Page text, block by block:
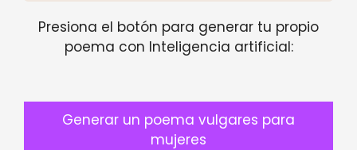
Presiona el botón para generar tu propio
poema con Inteligencia artificial:
Generar un poema vulgares para
mujeres